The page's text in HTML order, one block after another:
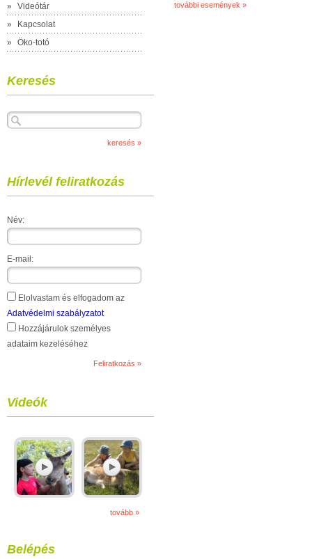
»
Videótár
»
Kapcsolat
»
Öko-totó
Keresés
Hírlevél feliratkozás
Név:
E-mail:
Elolvastam és elfogadom az
Adatvédelmi szabályzatot
Hozzájárulok személyes
adataim kezeléséhez
Videók
tovább »
Belépés
további események »